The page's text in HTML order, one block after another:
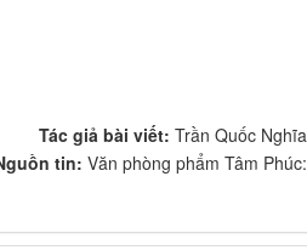
Tác giả bài viết: Trần Quốc Nghĩa
tin: Văn phòng phẩm Tâm Phúc: